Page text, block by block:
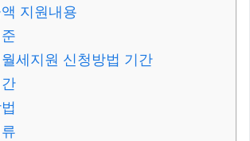
지원내용
세지원 신청방법 기간